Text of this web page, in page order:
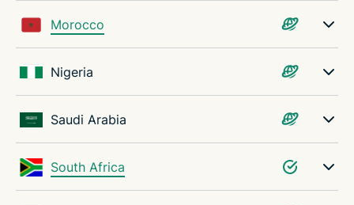
Morocco
Nigeria
Saudi Arabia
South Africa